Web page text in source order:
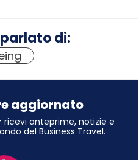
di:
aggiornato
ricevi anteprime, notizie e
del Business Travel.